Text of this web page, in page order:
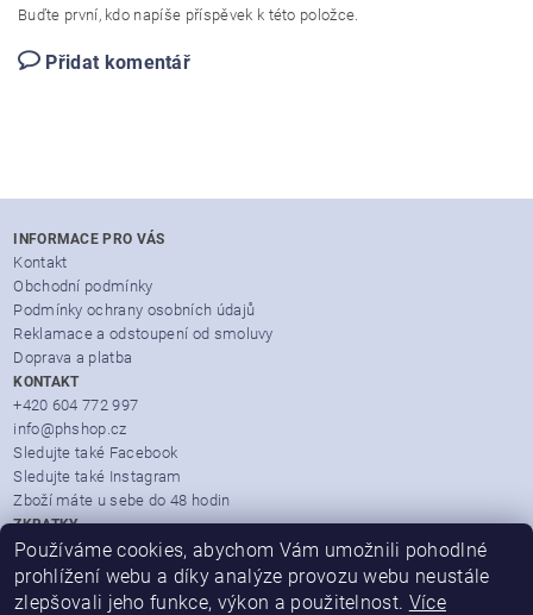
Buďte první, kdo napíše příspěvek k této položce.
Přidat komentář
INFORMACE PRO VÁS
Kontakt
Obchodní podmínky
Podmínky ochrany osobních údajů
Reklamace a odstoupení od smoluvy
Doprava a platba
KONTAKT
+420 604 772 997
info@phshop.cz
Sledujte také Facebook
Sledujte také Instagram
Zboží máte u sebe do 48 hodin
ZKRATKY
Zboží dle značek
Partner Mall.cz
Heureka.cz
Používáme cookies, abychom Vám umožnili pohodlné
prohlížení webu a díky analýze provozu webu neustále
zlepšovali jeho funkce, výkon a použitelnost. Více